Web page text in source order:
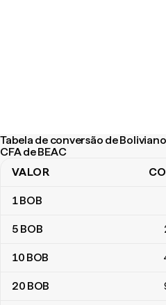
Tabela de conversão de
CFA de BEAC
Tabela de conversão de
VALOR
1BOB
5 BOB
10 BOB
20 BOB